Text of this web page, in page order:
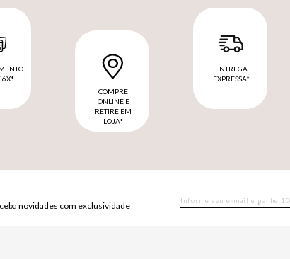
6X*
COMPRE
ONLINE E
RETIRE EM
LOJA*
ENTREGA
EXPRESSA*
novidades com exclusividade